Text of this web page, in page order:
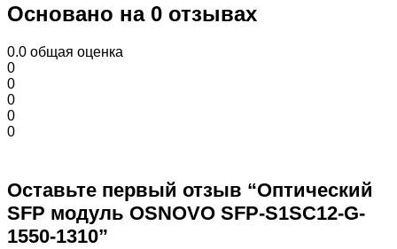
Основано на 0 отзывах
0.0 общая оценка
0
0
0
0
0
Оставьте первый отзыв “Оптический
SFP модуль OSNOVO SFP-S1SC12-G-
1550-1310”